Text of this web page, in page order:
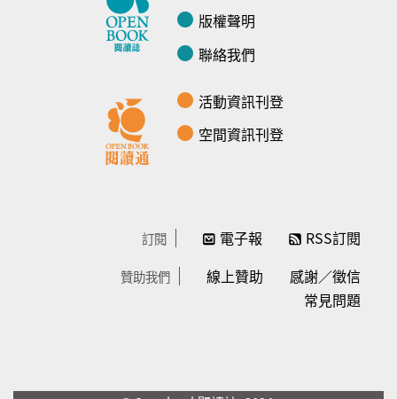
版權聲明
聯絡我們
活動資訊刊登
空間資訊刊登
訂閱 電子報 RSS訂閱
贊助我們 線上贊助
感謝／徵信
常見問題